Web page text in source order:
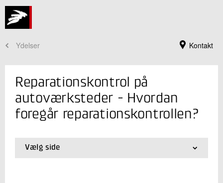
Kontakt
Ydelser
Reparationskontrol på
autoværksteder - Hvordan
foregår reparationskontrollen?
Vælg side
01.Forside